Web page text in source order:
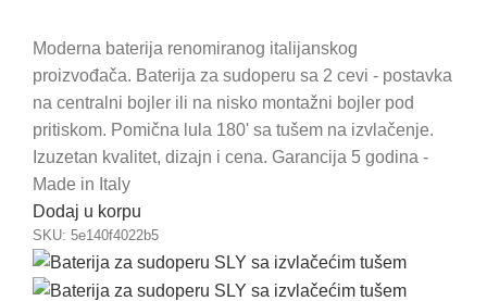
Moderna baterija renomiranog italijanskog
proizvođača. Baterija za sudoperu sa 2 cevi - postavka
na centralni bojler ili na nisko montažni bojler pod
pritiskom. Pomična lula 180' sa tušem na izvlačenje.
Izuzetan kvalitet, dizajn i cena. Garancija 5 godina -
Made in Italy
Dodaj u korpu
SKU: 5e140f4022b5